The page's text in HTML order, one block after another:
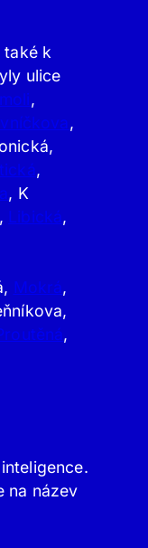
také k
ulice
,
,
,
, K
, Libická,
Mokrá,
,
na název